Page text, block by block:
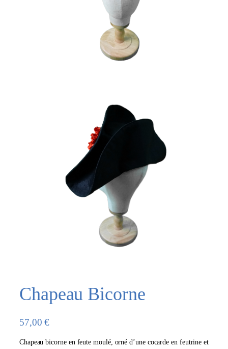
Chapeau Bicorne
57,00€
Chapeau bicorne en feute moulé, orné d’une cocarde en feutrine et